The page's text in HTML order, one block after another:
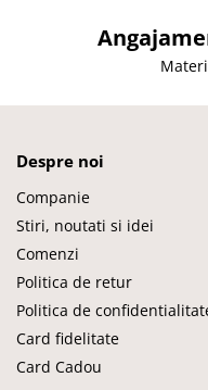
Despre noi
Companie
Stiri, noutati si idei
Comenzi
Politica de retur
Politica de
Card fidelitate
Card Cadou